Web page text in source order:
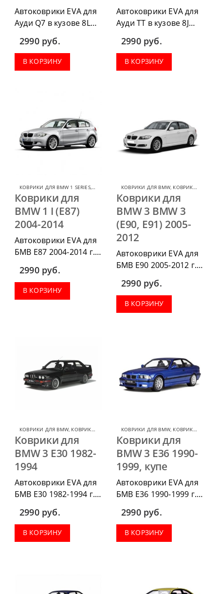
Автоковрики EVA для
Ауди Q7 в кузове 8L
приобрести в
комплектации:
водительский коврик,
2990 руб.
В КОРЗИНУ
Автоковрики EVA для
Ауди ТТ в кузове 8J
приобрести в
комплектации:
водительский коврик,
2990 руб.
В КОРЗИНУ
КОВРИКИ ДЛЯ BMW 1 SERIES, КОВРИКИ ДЛЯ BMW
Коврики для
BMW 1 I (E87)
2004-2014
Автоковрики EVA для
БМВ Е87 2004-2014 г.в.
комплектации:
водительский коврик,
комплект передних,
2990 руб.
В КОРЗИНУ
КОВРИКИ ДЛЯ BMW, КОВРИКИ ДЛЯ BMW 3 SERIES
Коврики для
BMW 3 BMW 3
(Е90, Е91) 2005-
2012
Автоковрики EVA для
БМВ Е90 2005-2012 г.в.
комплектации:
водительский коврик,
комплект передних,
2990 руб.
В КОРЗИНУ
КОВРИКИ ДЛЯ BMW, КОВРИКИ ДЛЯ BMW 3 SERIES
Коврики для
BMW 3 E30 1982-
1994
Автоковрики EVA для
БМВ Е30 1982-1994 г.в.
комплектации:
водительский коврик,
комплект передних,
2990 руб.
В КОРЗИНУ
КОВРИКИ ДЛЯ BMW, КОВРИКИ ДЛЯ BMW 3 SERIES
Коврики для
BMW 3 E36 1990-
1999, купе
Автоковрики EVA для
БМВ Е36 1990-1999 г.в.
приобрести в
комплектации:
водительский коврик,
2990 руб.
В КОРЗИНУ